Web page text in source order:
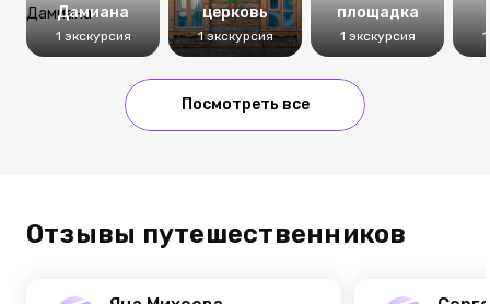
Дамиана
1 экскурсия
церковь
1 экскурсия
площадка
1 экскурсия
Посмотреть все
Отзывы путешественников